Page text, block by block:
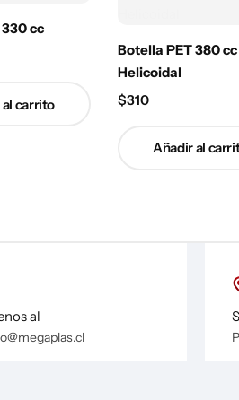
cc
carrito
Botella PET 380 cc
Helicoidal
$310
Añadir al
al